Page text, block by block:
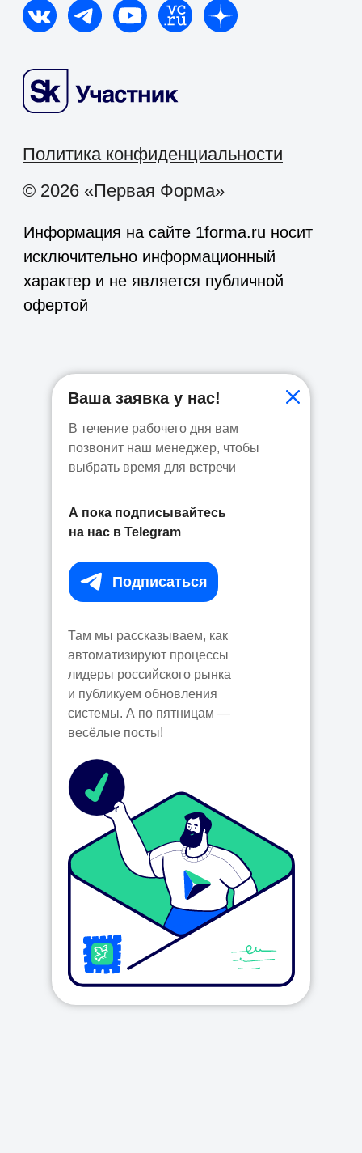
В течение рабочего дня вам
позвонит наш менеджер, чтобы
выбрать время для встречи
Ваша заявка у нас!
А пока подписывайтесь
на нас в Telegram
Там мы рассказываем, как
автоматизируют процессы
лидеры российского рынка
и публикуем обновления
системы. А по пятницам —
весёлые посты!
Подписаться⠀